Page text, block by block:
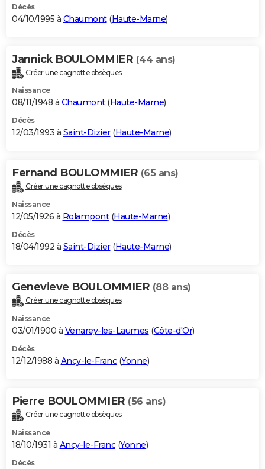
Décès
04/10/1995 à Chaumont(Haute-Marne)
Jannick BOULOMMIER (44 ans)
Créer une cagnotte obsèques
Naissance
08/11/1948 à Chaumont(Haute-Marne)
Décès
12/03/1993 à Saint-Dizier(Haute-Marne)
Fernand BOULOMMIER (65 ans)
Créer une cagnotte obsèques
Naissance
12/05/1926 à Rolampont(Haute-Marne)
Décès
18/04/1992 à Saint-Dizier(Haute-Marne)
Genevieve BOULOMMIER (88 ans)
Créer une cagnotte obsèques
Naissance
03/01/1900 à Venarey-les-Laumes (Côte-d'Or)
Décès
12/12/1988 à Ancy-le-Franc(Yonne)
Pierre BOULOMMIER (56 ans)
Créer une cagnotte obsèques
Naissance
18/10/1931 à Ancy-le-Franc(Yonne)
Décès